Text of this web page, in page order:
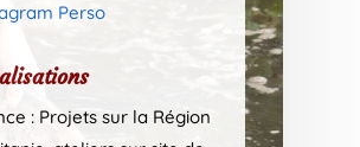
Perso
: Projets sur la Région